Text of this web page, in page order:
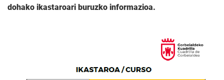
dohako ikastaroari buruzko informazioa.